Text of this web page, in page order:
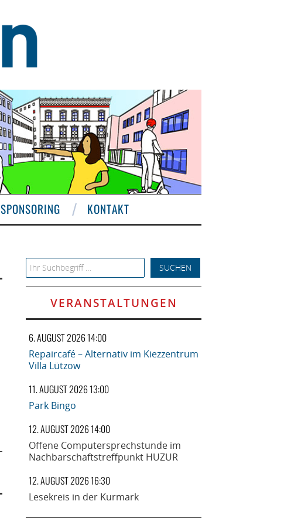
SPONSORING KONTAKT
Search for:
VERANSTALTUNGEN
6. AUGUST 2026 14:00
Repaircafé – Alternativ im Kiezzentrum
Villa Lützow
11. AUGUST 2026 13:00
Park Bingo
12. AUGUST 2026 14:00
Offene Computersprechstunde im
Nachbarschaftstreffpunkt HUZUR
12. AUGUST 2026 16:30
Lesekreis in der Kurmark